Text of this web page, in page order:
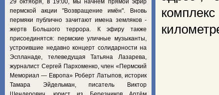
29 октября, в 19:00, мы начнём прямой эфир
пермской акции "Возвращение имён". Вновь
пермяки публично зачитают имена земляков -
жертв Большого террора. К эфиру также
присоединятся: пермские уличные музыканты,
устроившие недавно концерт солидарности на
Эспланаде, телеведущая Татьяна Лазарева,
журналист Сергей Пархоменко, член «Пермский
Мемориал — Европа» Роберт Латыпов, историк
Тамара Эйдельман, писатель Виктор